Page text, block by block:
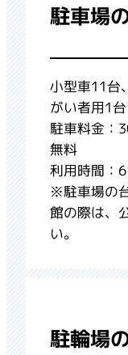
駐車場
小型車11台
がい者用1台
駐車料金
無料
利用時間：
※駐車場の
館の際は、
い。
駐輪場